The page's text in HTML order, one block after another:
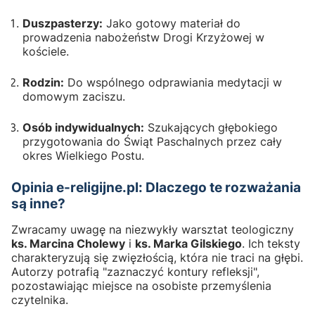
Duszpasterzy: Jako gotowy materiał do
prowadzenia nabożeństw Drogi Krzyżowej w
kościele.
Rodzin: Do wspólnego odprawiania medytacji w
domowym zaciszu.
Osób indywidualnych: Szukających głębokiego
przygotowania do Świąt Paschalnych przez cały
okres Wielkiego Postu.
Opinia e-religijne.pl: Dlaczego te rozważania
są inne?
Zwracamy uwagę na niezwykły warsztat teologiczny
ks. Marcina Cholewy i ks. Marka Gilskiego. Ich teksty
charakteryzują się zwięzłością, która nie traci na głębi.
Autorzy potrafią "zaznaczyć kontury refleksji",
pozostawiając miejsce na osobiste przemyślenia
czytelnika.